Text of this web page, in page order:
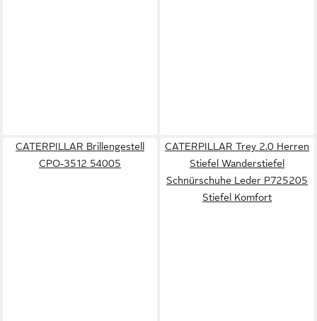
CATERPILLAR Brillengestell
CPO-3512 54005
CATERPILLAR Trey 2.0 Herren
Stiefel Wanderstiefel
Schnürschuhe Leder P725205
Stiefel Komfort